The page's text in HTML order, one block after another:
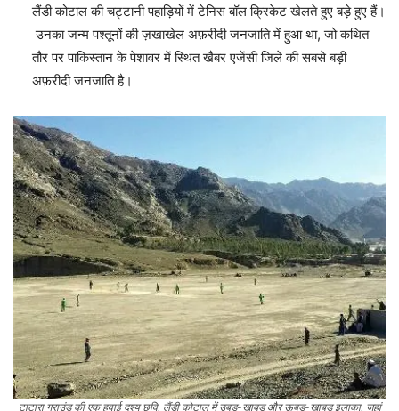
लैंडी कोटाल की चट्टानी पहाड़ियों में टेनिस बॉल क्रिकेट खेलते हुए बड़े हुए हैं।
उनका जन्म पश्तूनों की ज़खाखेल अफ़रीदी जनजाति में हुआ था, जो कथित
तौर पर पाकिस्तान के पेशावर में स्थित खैबर एजेंसी जिले की सबसे बड़ी
अफ़रीदी जनजाति है।
टाटारा ग्राउंड की एक हवाई दृश्य छवि, लैंडी कोटाल में उबड़-खाबड़ और ऊबड़-खाबड़ इलाका, जहां